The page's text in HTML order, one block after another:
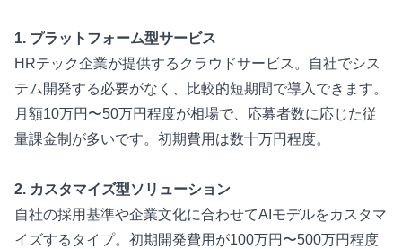
1. プラットフォーム型サービス
HRテック企業が提供するクラウドサービス。自社でシス
テム開発する必要がなく、比較的短期間で導入できます。
月額10万円〜50万円程度が相場で、応募者数に応じた従
量課金制が多いです。初期費用は数十万円程度。
2. カスタマイズ型ソリューション
自社の採用基準や企業文化に合わせてAIモデルをカスタマ
イズするタイプ。初期開発費用が100万円〜500万円程度